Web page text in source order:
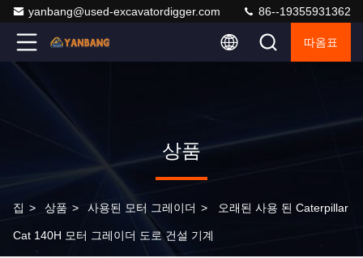
yanbang@used-excavatordigger.com 86--19355931362
따옴표
상품
집 > 상품 > 사용된 모터 그레이더 > 오래된 사용 된 Caterpillar
Cat 140H 모터 그레이더 도로 건설 기계